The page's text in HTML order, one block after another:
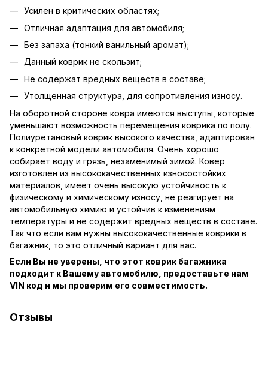
Усилен в критических областях;
Отличная адаптация для автомобиля;
Без запаха (тонкий ванильный аромат);
Данный коврик не скользит;
Не содержат вредных веществ в составе;
Утолщенная структура, для сопротивления износу.
На оборотной стороне ковра имеются выступы, которые
уменьшают возможность перемещения коврика по полу.
Полиуретановый коврик высокого качества, адаптирован
к конкретной модели автомобиля. Очень хорошо
собирает воду и грязь, незаменимый зимой. Ковер
изготовлен из высококачественных износостойких
материалов, имеет очень высокую устойчивость к
физическому и химическому износу, не реагирует на
автомобильную химию и устойчив к изменениям
температуры и не содержит вредных веществ в составе.
Так что если вам нужны высококачественные коврики в
багажник, то это отличный вариант для вас.
Если Вы не уверены, что этот коврик багажника
подходит к Вашему автомобилю, предоставьте нам
VIN код и мы проверим его совместимость.
Отзывы